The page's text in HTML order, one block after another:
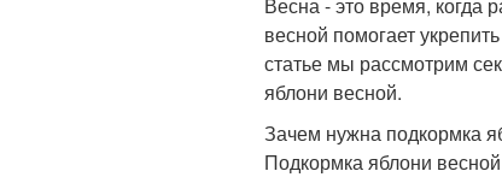
весной помогает
статье мы рассмотрим
яблони весной.
Зачем нужна подкормка
Подкормка яблони